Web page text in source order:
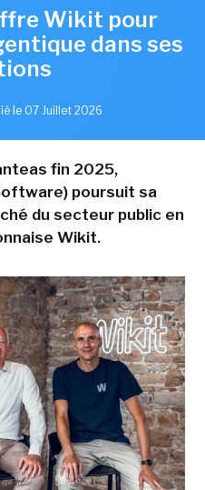
Wikit pour
dans ses
le 07 Juillet 2026
fin 2025,
poursuit sa
du secteur public en
Wikit.